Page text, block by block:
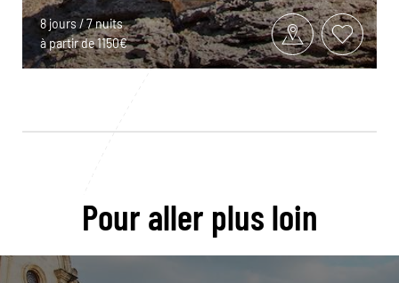
8 jours / 7 nuits
à partir de 1150€
Pour aller plus loin